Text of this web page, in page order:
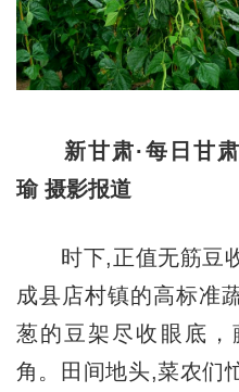
新甘肃·每日甘
瑜 摄影报道
时下,正值无筋豆收
成县店村镇的高标准
葱的豆架尽收眼底
角。田间地头,菜农们